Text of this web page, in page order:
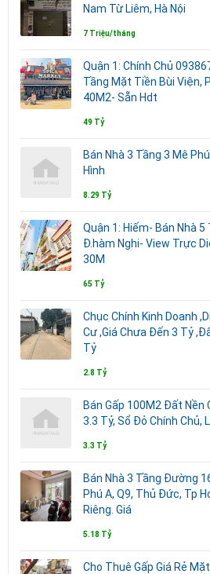
Nam Từ Liêm, Hà Nội
7 Triệu/tháng
Quận 1: Chính Chủ
Tầng Mặt Tiền Bùi Viện,
40M2- Sẵn Hdt
49 Tỷ
Bán Nhà 3 Tầng 3 Mê
Hình
8.29 Tỷ
Quận 1: Hiếm- Bán Nhà
Đ.hàm Nghi- View Trực
30M
65 Tỷ
Chục Chính Kinh Doanh
Cư ,Giá Chưa Đến 3 Tỷ
Tỷ
2.8 Tỷ
Bán Gấp 100M2 Đất Nền
3.3 Tỷ, Sổ Đỏ Chính Chủ,
3.3 Tỷ
Bán Nhà 3 Tầng Đường
Phú A, Q9, Thủ Đức, Tp
Riêng. Giá
5.18 Tỷ
Cho Thuê Gấp Giá Rẻ